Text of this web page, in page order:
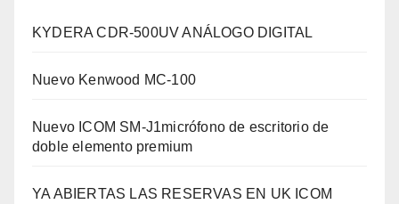
KYDERA CDR-500UV ANÁLOGO DIGITAL
Nuevo Kenwood MC-100
Nuevo ICOM SM-J1micrófono de escritorio de
doble elemento premium
YA ABIERTAS LAS RESERVAS EN UK ICOM